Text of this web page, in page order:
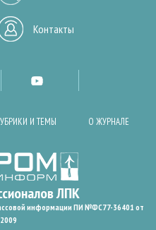
Контакты
И ТЕМЫ О ЖУРНАЛЕ
информации ПИ №ФС77-36401 от